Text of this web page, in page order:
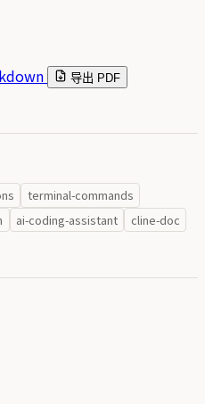
导出 PDF
terminal-commands
ai-coding-assistant
cline-doc